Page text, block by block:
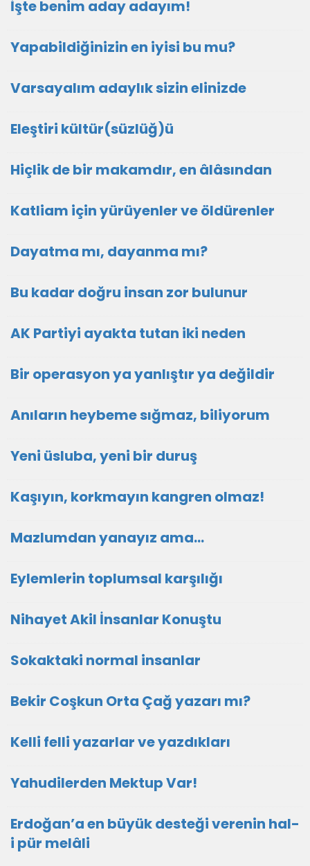
İşte benim aday adayım!
Yapabildiğinizin en iyisi bu mu?
Varsayalım adaylık sizin elinizde
Eleştiri kültür(süzlüğ)ü
Hiçlik de bir makamdır, en âlâsından
Katliam için yürüyenler ve öldürenler
Dayatma mı, dayanma mı?
Bu kadar doğru insan zor bulunur
AK Partiyi ayakta tutan iki neden
Bir operasyon ya yanlıştır ya değildir
Anıların heybeme sığmaz, biliyorum
Yeni üsluba, yeni bir duruş
Kaşıyın, korkmayın kangren olmaz!
Mazlumdan yanayız ama…
Eylemlerin toplumsal karşılığı
Nihayet Akil İnsanlar Konuştu
Sokaktaki normal insanlar
Bekir Coşkun Orta Çağ yazarı mı?
Kelli felli yazarlar ve yazdıkları
Yahudilerden Mektup Var!
Erdoğan’a en büyük desteği verenin hal-
i pür melâli